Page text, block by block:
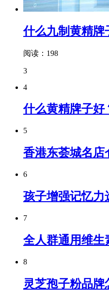
什么九制黄精牌
阅读：198
3
4
什么黄精牌子好
5
香港东荟城名店
6
孩子增强记忆力
7
全人群通用维生
8
灵芝孢子粉品牌